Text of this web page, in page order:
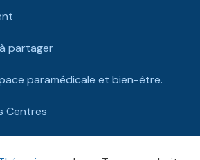
partager
paramédicale et bien-être.
Centres